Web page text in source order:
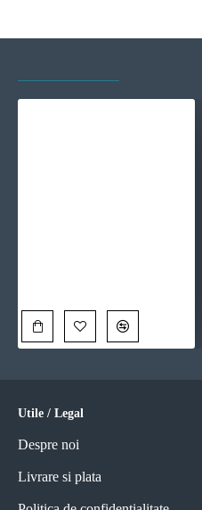
Utile / Legal
Despre noi
Livrare si plata